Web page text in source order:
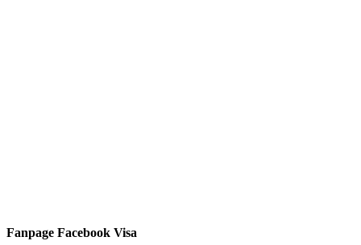
Fanpage Facebook Visa